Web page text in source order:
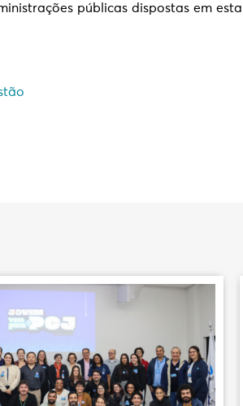
públicas dispostas em